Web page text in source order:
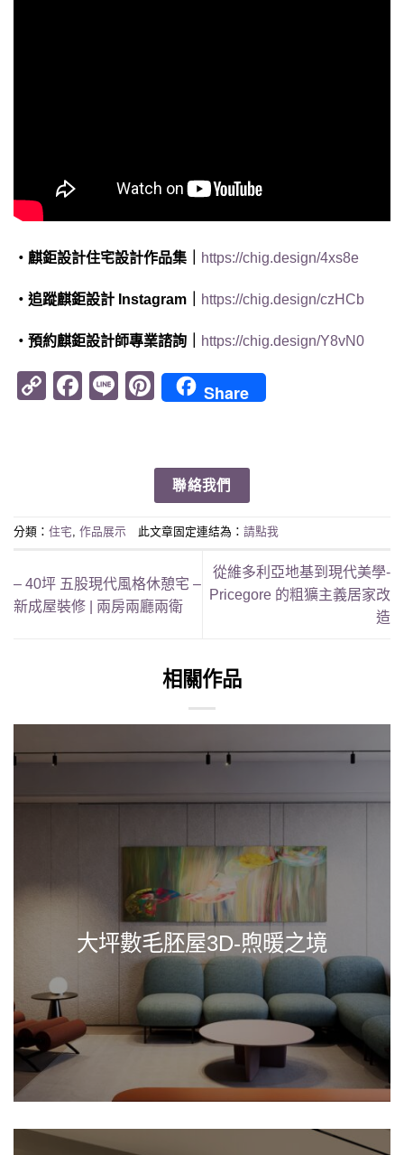
・麒鉅設計住宅設計作品集｜ https://chig.design/4xs8e
・追蹤麒鉅設計 Instagram｜ https://chig.design/czHCb
・預約麒鉅設計師專業諮詢｜ https://chig.design/Y8vN0
CopyFacebook
LinePinterest
Share
聯絡我們
分類： 住宅, 作品展示 此文章固定連結為： 請點我
– 40坪 五股現代風格休憩宅 –
新成屋裝修 | 兩房兩廳兩衛
從維多利亞地基到現代美學-
Pricegore 的粗獷主義居家改
造
相關作品
大坪數毛胚屋3D-煦暖之境